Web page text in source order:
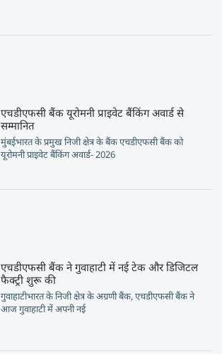
एचडीएफसी बैंक यूरोमनी प्राइवेट बैंकिंग अवार्ड से
सम्मानित
मुंबईभारत के प्रमुख निजी क्षेत्र के बैंक एचडीएफसी बैंक को
यूरोमनी प्राइवेट बैंकिंग अवार्ड- 2026
एचडीएफसी बैंक ने गुवाहाटी में नई टेक और डिजिटल
फैक्ट्री शुरू की
गुवाहाटीभारत के निजी क्षेत्र के अग्रणी बैंक, एचडीएफसी बैंक ने
आज गुवाहाटी में अपनी नई